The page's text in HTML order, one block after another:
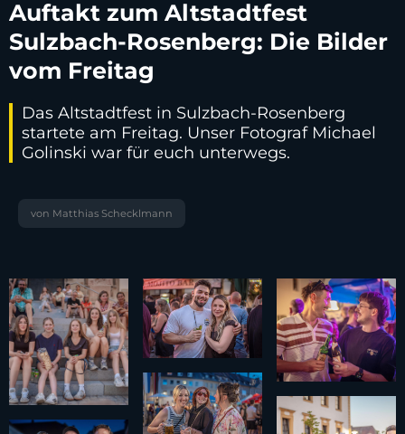
Auftakt zum Altstadtfest
Sulzbach-Rosenberg: Die Bilder
vom Freitag
Das Altstadtfest in Sulzbach-Rosenberg
startete am Freitag. Unser Fotograf Michael
Golinski war für euch unterwegs.
von Matthias Schecklmann